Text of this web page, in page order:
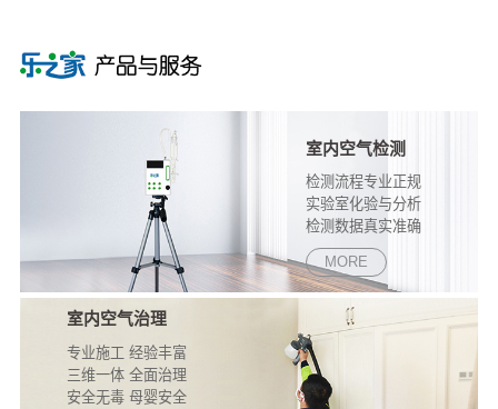
室内空气检测
检测流程专业正规
实验室化验与分析
检测数据真实准确
MORE
室内空气治理
专业施工 经验丰富
三维一体 全面治理
安全无毒 母婴安全